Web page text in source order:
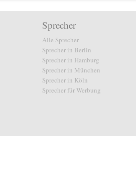
Sprecher
Alle Sprecher
Sprecher in Berlin
Sprecher in Hamburg
Sprecher in München
Sprecher in Köln
Sprecher für Werbung